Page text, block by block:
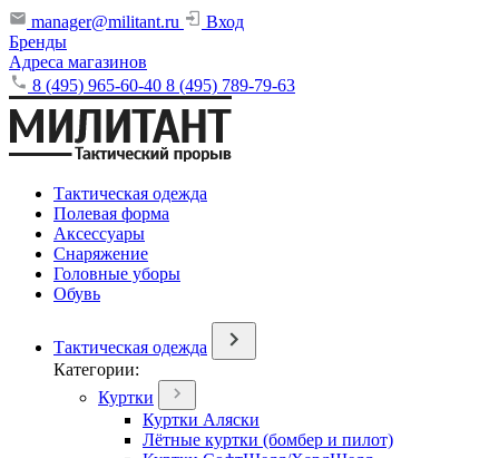
manager@militant.ru
Вход
Бренды
Адреса магазинов
8 (495) 965-60-40 8 (495) 789-79-63
Тактическая одежда
Полевая форма
Аксессуары
Снаряжение
Головные уборы
Обувь
Тактическая одежда
Категории:
Куртки
Куртки Аляски
Лётные куртки (бомбер и пилот)